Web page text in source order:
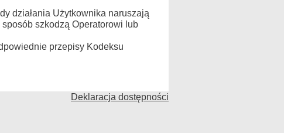
działania Użytkownika naruszają
szkodzą Operatorowi lub
przepisy Kodeksu
Deklaracja dostępności